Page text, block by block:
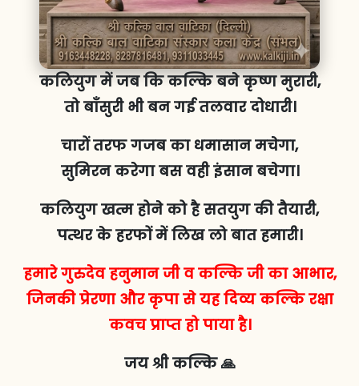
कलियुग में जब कि कल्कि बने कृष्ण मुरारी,
तो बाँसुरी भी बन गई तलवार दोधारी।
चारों तरफ गजब का धमासान मचेगा,
सुमिरन करेगा बस वही इंसान बचेगा।
कलियुग खत्म होने को है सतयुग की तैयारी,
पत्थर के हरफों में लिख लो बात हमारी।
हमारे गुरुदेव हनुमान जी व कल्कि जी का आभार,
जिनकी प्रेरणा और कृपा से यह दिव्य कल्कि रक्षा
कवच प्राप्त हो पाया है।
जय श्री कल्कि 🙏